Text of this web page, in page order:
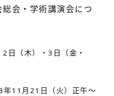
会・学術講演会につ
日（木）・3日（金・
11月21日（火）正午～